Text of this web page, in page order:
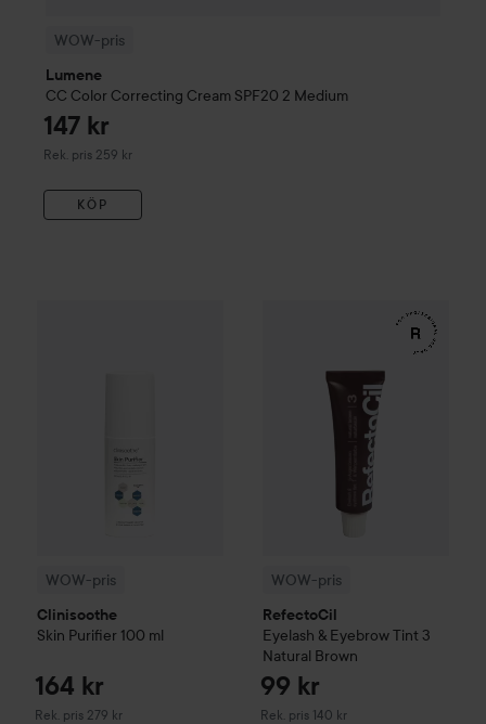
WOW-pris
Lumene
CC Color Correcting Cream SPF20 2 Medium
147 kr
Rek. pris 259 kr
Rekommenderat pris 259 kr
KÖP
WOW-pris
Clinisoothe
Skin Purifier 100 ml
164 kr
Rek. pris 279 kr
Rekommenderat pris 279 kr
Rekommenderat pris 279 kr
WOW-pris
RefectoCil
Eyelash & Eyebrow Tint 3
Natural Brown
99 kr
Rek. pris 140 kr
Rekommenderat pris 140 kr
RefectoCilEyelash